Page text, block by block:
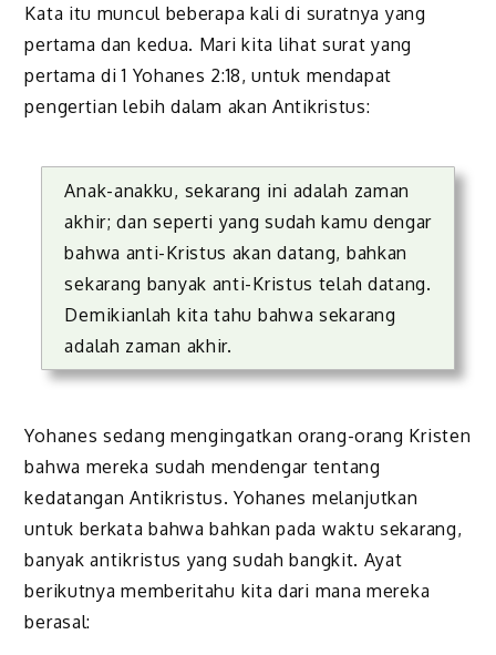
Kata itu muncul beberapa kali di suratnya yang
pertama dan kedua. Mari kita lihat surat yang
pertama di 1 Yohanes 2:18, untuk mendapat
pengertian lebih dalam akan Antikristus:
Anak-anakku, sekarang ini adalah zaman
akhir; dan seperti yang sudah kamu dengar
bahwa anti-Kristus akan datang, bahkan
sekarang banyak anti-Kristus telah datang.
Demikianlah kita tahu bahwa sekarang
adalah zaman akhir.
Yohanes sedang mengingatkan orang-orang Kristen
bahwa mereka sudah mendengar tentang
kedatangan Antikristus. Yohanes melanjutkan
untuk berkata bahwa bahkan pada waktu sekarang,
banyak antikristus yang sudah bangkit. Ayat
berikutnya memberitahu kita dari mana mereka
berasal: